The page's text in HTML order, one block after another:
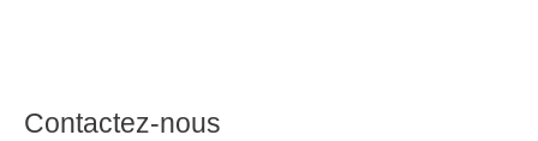
Contactez-nous